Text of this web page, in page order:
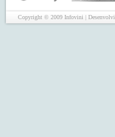
Copyright © 2009 Infovini |